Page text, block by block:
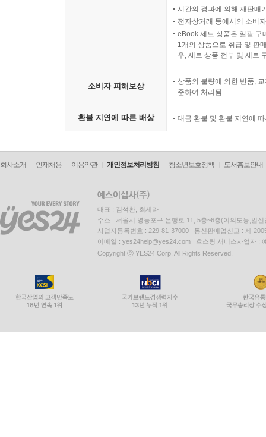
시간의 경과에 의해 재판매
전자상거래 등에서의 소비
eBook 세트 상품은 일괄 구
1개의 상품으로 취급 및 판
우, 세트 상품 전부 및 세트
소비자 피해보상
상품의 불량에 의한 반품,
준하여 처리됨
환불 지연에 따른 배상 대금 환불 및 환불 지연에
회사소개 인재채용 이용약관 개인정보처리방침 청소년보호정책 도서홍보안내
대표 : 김석환, 최세라
주소 : 서울시 영등포구 은행로 11, 5층~6층(여의도동,일신
사업자등록번호 : 229-81-37000 통신판매업신고 : 제
이메일 : yes24help@yes24.com 호스팅 서비스사업자 :
Copyright ⓒ YES24 Corp. All Rights Reserved.